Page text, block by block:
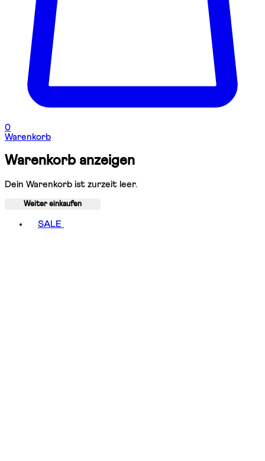
0
Warenkorb
Warenkorb anzeigen
Dein Warenkorb ist zurzeit leer.
Weiter einkaufen
SALE